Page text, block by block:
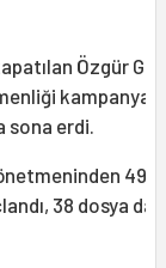
Özgür
sona erdi.
38 dosya